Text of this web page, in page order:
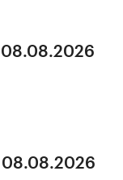
08.08.2026
08.08.2026